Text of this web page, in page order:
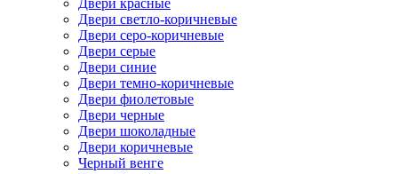
Двери красные
Двери светло-коричневые
Двери серо-коричневые
Двери серые
Двери синие
Двери темно-коричневые
Двери фиолетовые
Двери черные
Двери шоколадные
Двери коричневые
Черный венге